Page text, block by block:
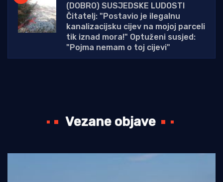
(DOBRO) SUSJEDSKE LUDOSTI
Čitatelj: "Postavio je ilegalnu
kanalizacijsku cijev na mojoj parceli
tik iznad mora!" Optuženi susjed:
"Pojma nemam o toj cijevi"
Vezane objave